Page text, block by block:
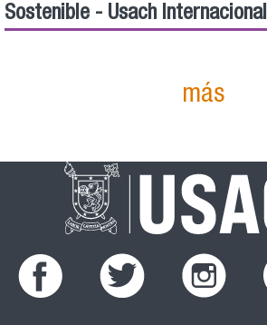
Sostenible - Usach Internacional
más